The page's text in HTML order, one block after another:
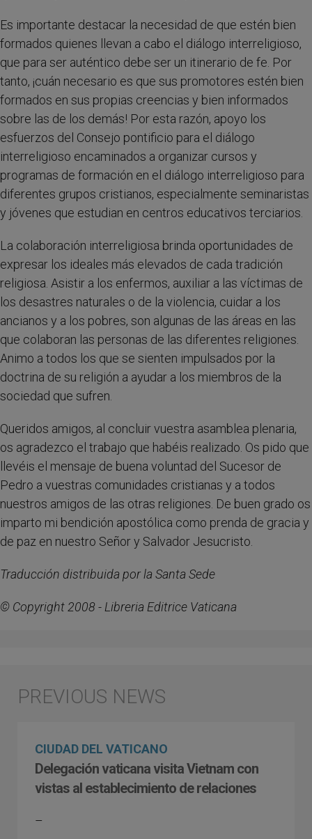
Es importante destacar la necesidad de que estén bien
formados quienes llevan a cabo el diálogo interreligioso,
que para ser auténtico debe ser un itinerario de fe. Por
tanto, ¡cuán necesario es que sus promotores estén bien
formados en sus propias creencias y bien informados
sobre las de los demás! Por esta razón, apoyo los
esfuerzos del Consejo pontificio para el diálogo
interreligioso encaminados a organizar cursos y
programas de formación en el diálogo interreligioso para
diferentes grupos cristianos, especialmente seminaristas
y jóvenes que estudian en centros educativos terciarios.
La colaboración interreligiosa brinda oportunidades de
expresar los ideales más elevados de cada tradición
religiosa. Asistir a los enfermos, auxiliar a las víctimas de
los desastres naturales o de la violencia, cuidar a los
ancianos y a los pobres, son algunas de las áreas en las
que colaboran las personas de las diferentes religiones.
Animo a todos los que se sienten impulsados por la
doctrina de su religión a ayudar a los miembros de la
sociedad que sufren.
Queridos amigos, al concluir vuestra asamblea plenaria,
os agradezco el trabajo que habéis realizado. Os pido que
llevéis el mensaje de buena voluntad del Sucesor de
Pedro a vuestras comunidades cristianas y a todos
nuestros amigos de las otras religiones. De buen grado os
imparto mi bendición apostólica como prenda de gracia y
de paz en nuestro Señor y Salvador Jesucristo.
Traducción distribuida por la Santa Sede
© Copyright 2008 - Libreria Editrice Vaticana
CIUDAD DEL VATICANO
Delegación vaticana visita Vietnam con
vistas al establecimiento de relaciones
–